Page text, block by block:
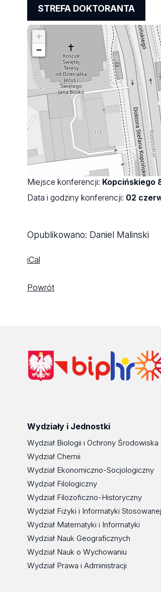
STREFA DOKTORANTA
+
−
Miejsce konferencji: Kopcińskiego
Data i godziny konferencji: 02
Opublikowano: Daniel Malinski
iCal
Powrót
Wydziały i Jednostki
Wydział Biologii i Ochrony Środowiska
Wydział Chemii
Wydział Ekonomiczno-Socjologiczny
Wydział Filologiczny
Wydział Filozoficzno-Historyczny
Wydział Fizyki i Informatyki Stosowanej
Wydział Matematyki i Informatyki
Wydział Nauk Geograficznych
Wydział Nauk o Wychowaniu
Wydział Prawa i Administracji